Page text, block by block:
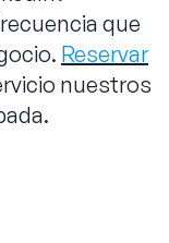
que
Reservar
nuestros